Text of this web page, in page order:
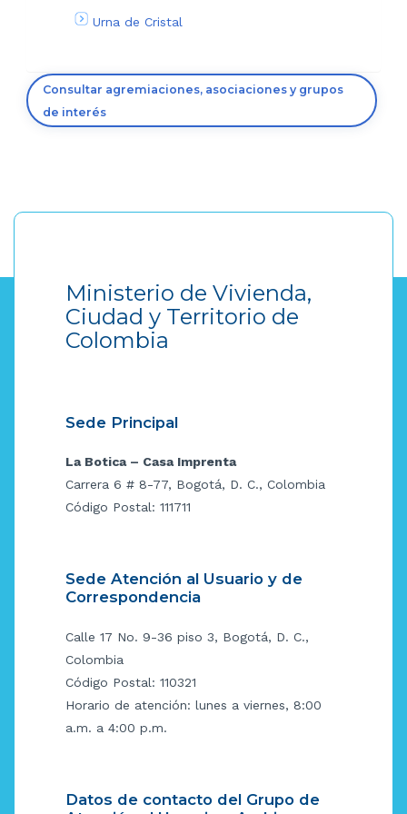
Urna de Cristal
Consultar agremiaciones, asociaciones y grupos
de interés
Ministerio de Vivienda,
Ciudad y Territorio de
Colombia
Sede Principal
La Botica – Casa Imprenta
Carrera 6 # 8-77, Bogotá, D. C., Colombia
Código Postal: 111711
Sede Atención al Usuario y de
Correspondencia
Calle 17 No. 9-36 piso 3, Bogotá, D. C.,
Colombia
Código Postal: 110321
Horario de atención: lunes a viernes, 8:00
a.m. a 4:00 p.m.
Datos de contacto del Grupo de